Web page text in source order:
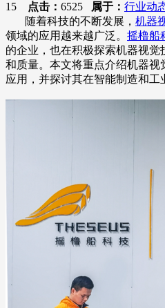
15
点击： 6525 属于： 行业动
随着科技的不断发展， 机器
领域的应用越来越广泛。 摇橹船
的企业，也在积极探索机器视
和质量。本文将重点介绍机器
应用，并探讨其在智能制造和工